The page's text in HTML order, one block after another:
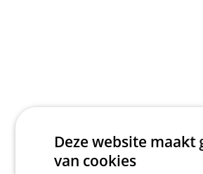
Deze website maakt
van cookies